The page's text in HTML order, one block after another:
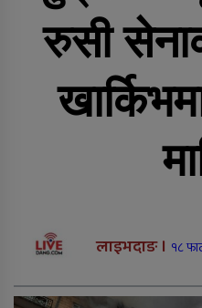
कसैले
मृत
राप्ती
रुसी
लाइभदाङ । १८